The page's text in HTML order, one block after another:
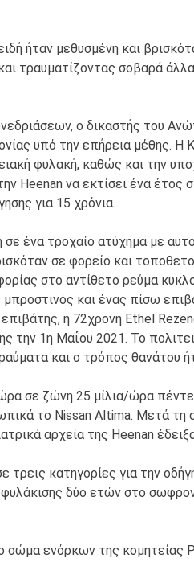
ήταν μεθυσμένη και
τραυματίζοντας σοβαρά
ο δικαστής του
υπό την επήρεια μέθης. Η
φυλακή, καθώς και την
Heenan να εκτίσει ένα
για 15 χρόνια.
ένα τροχαίο ατύχημα με
σε φορείο και
στο αντίθετο ρεύμα
και ένας πίσω
η 72χρονη Ethel
την 1η Μαΐου 2021. Το
και ο τρόπος θανάτου
σε ζώνη 25 μίλια/ώρα
το Nissan Altima. Μετά
αρχεία της Heenan
τρεις κατηγορίες για την
δύο ετών στο
σώμα ενόρκων της